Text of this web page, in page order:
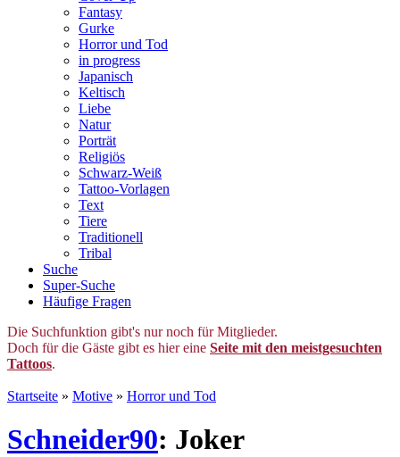
Fantasy
Gurke
Horror und Tod
in progress
Japanisch
Keltisch
Liebe
Natur
Porträt
Religiös
Schwarz-Weiß
Tattoo-Vorlagen
Text
Tiere
Traditionell
Tribal
Suche
Super-Suche
Häufige Fragen
Die Suchfunktion gibt's nur noch für Mitglieder.
Doch für die Gäste gibt es hier eine Seite mit den meistgesuchten
Tattoos.
Startseite » Motive » Horror und Tod
Schneider90: Joker